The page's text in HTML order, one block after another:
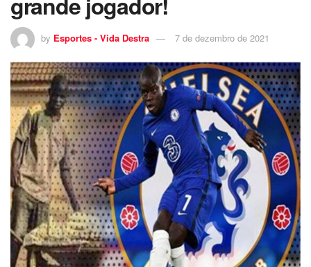
by Esportes - Vida Destra 7 de dezembro de 2021